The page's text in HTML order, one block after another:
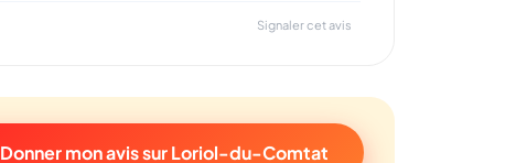
Signaler cet avis
Donner mon avis sur Loriol-du-Comtat